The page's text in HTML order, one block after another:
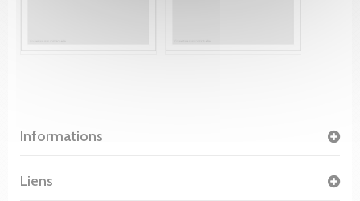
Informations
Liens